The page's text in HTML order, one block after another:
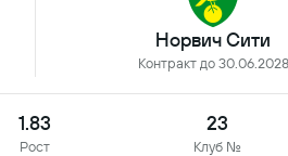
Норвич Сити
Контракт до 30.06.2028
1.83
Рост
23
Клуб №